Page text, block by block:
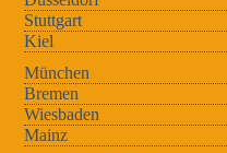
Stuttgart
Kiel
München
Bremen
Wiesbaden
Mainz